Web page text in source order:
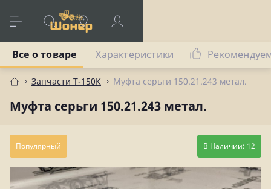
Запчасти Т-150К Муфта серьги 150.21.243 метал.
Муфта серьги 150.21.243 метал.
Все о товаре Характеристики
Популярный В Наличии: 12